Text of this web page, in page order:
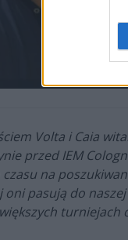
Volta i Caia
przed IEM
na
pasują do
turniejach